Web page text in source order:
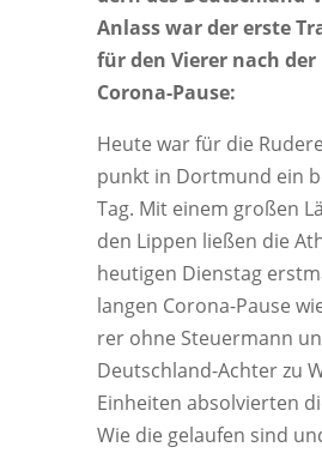
Anlass war der ers­te
für den Vie­rer nach der
Corona-Pause:
Heu­te war für die
punkt in Dort­mund ein
Tag. Mit einem gro­ßen
den Lip­pen lie­ßen die
heu­ti­gen Diens­tag
lan­gen Coro­na-Pau­se
rer ohne Steu­er­mann
Deutsch­land-Ach­ter zu
Ein­hei­ten absol­vier­ten
Wie die gelau­fen sind